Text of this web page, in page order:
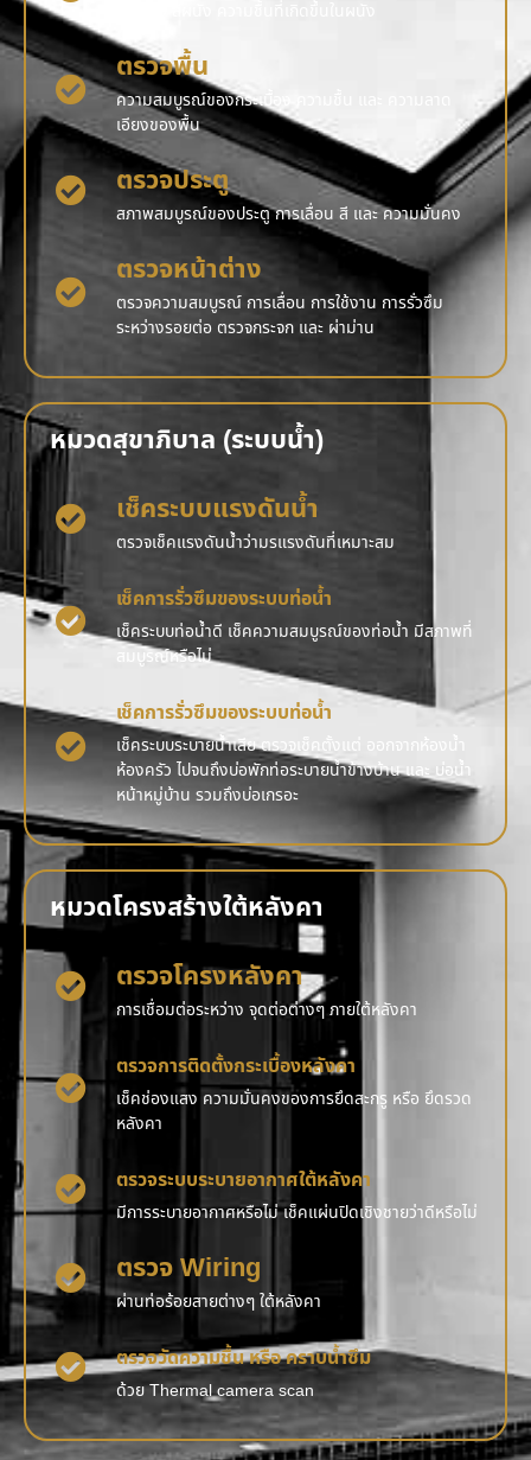
ตรวจพื้น
ความสมบูรณ์ของกระเบื้อง ความชื้น และ ความลาด
เอียงของพื้น
ตรวจประตู
สภาพสมบูรณ์ของประตู การเลื่อน สี และ ความมั่นคง
ตรวจหน้าต่าง
ตรวจความสมบูรณ์ การเลื่อน การใช้งาน การรั่วซึม
ระหว่างรอยต่อ ตรวจกระจก และ ผ่าม่าน
หมวดสุขาภิบาล (ระบบน้ำ)
เช็คระบบแรงดันน้ำ
ตรวจเช็คแรงดันน้ำว่ามรแรงดันที่เหมาะสม
เช็คการรั่วซึมของระบบท่อน้ำ
เช็คระบบท่อน้ำดี เช็คความสมบูรณ์ของท่อน้ำ มีสภาพที่
สมบูรณ์หรือไม่
เช็คการรั่วซึมของระบบท่อน้ำ
เช็คระบบระบายน้ำเสีย ตรวจเช็คตั้งแต่ ออกจากห้องน้ำ
ห้องครัว ไปจนถึงบ่อพักท่อระบายน้ำข้างบ้าน และ บ่อน้ำ
หน้าหมู่บ้าน รวมถึงบ่อเกรอะ
หมวดโครงสร้างใต้หลังคา
ตรวจโครงหลังคา
การเชื่อมต่อระหว่าง จุดต่อต่างๆ ภายใต้หลังคา
ตรวจการติดตั้งกระเบื้องหลังคา
เช็คช่องแสง ความมั่นคงของการยึดสะกรู หรือ ยึดรวด
หลังคา
ตรวจระบบระบายอากาศใต้หลังคา
มีการระบายอากาศหรือไม่ เช็คแผ่นปิดเชิงชายว่าดีหรือไม่
ตรวจ Wiring
ผ่านท่อร้อยสายต่างๆ ใต้หลังคา
ตรวจวัดความชื้น หรือ คราบน้ำซึม
ด้วย Thermal camera scan